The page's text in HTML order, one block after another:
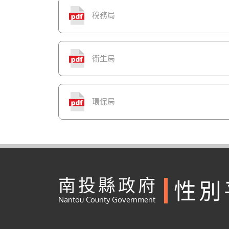
稅務局
衛生局
環保局
南投縣政府
Nantou County Government 性